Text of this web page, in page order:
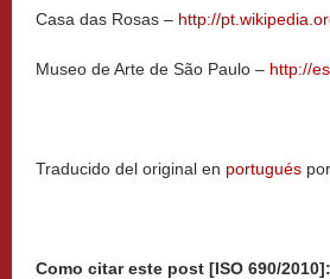
Casa das Rosas – http://
Museo de Arte de São Paulo – http://
Traducido del original en portugués
Como citar este post [ISO 690/2010]: